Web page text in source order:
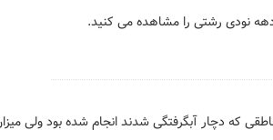
که دچار آبگرفتگی شدند انجام شده بود ولی